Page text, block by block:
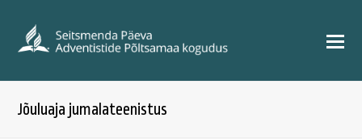
Jõuluaja jumalateenistus